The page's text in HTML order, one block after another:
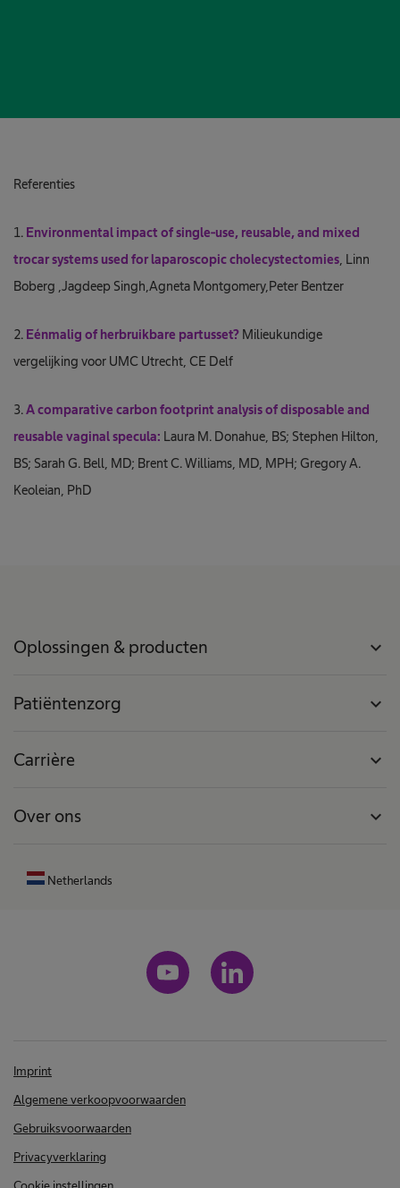
Referenties
1. Environmental impact of single-use, reusable, and mixed
trocar systems used for laparoscopic cholecystectomies , Linn
Boberg ,Jagdeep Singh,Agneta Montgomery,Peter Bentzer
2. Eénmalig of herbruikbare partusset? Milieukundige
vergelijking voor UMC Utrecht, CE Delf
3.A comparative carbon footprint analysis of disposable and
reusable vaginal specula: Laura M. Donahue, BS; Stephen Hilton,
BS; Sarah G. Bell, MD; Brent C. Williams, MD, MPH; Gregory A.
Keoleian, PhD
Oplossingen & producten expand_more
Patiëntenzorg expand_more
Carrière expand_more
Over ons expand_more
Netherlands
Imprint
Algemene verkoopvoorwaarden
Gebruiksvoorwaarden
Privacyverklaring